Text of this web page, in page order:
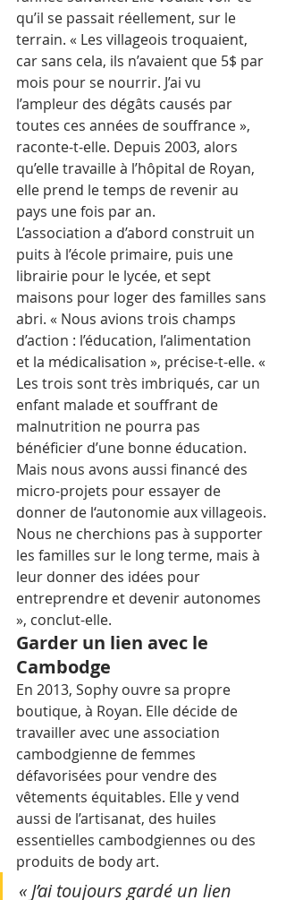
qu’il se passait réellement, sur le
terrain. « Les villageois troquaient,
car sans cela, ils n’avaient que 5$ par
mois pour se nourrir. J’ai vu
l’ampleur des dégâts causés par
toutes ces années de souffrance »,
raconte-t-elle. Depuis 2003, alors
qu’elle travaille à l’hôpital de Royan,
elle prend le temps de revenir au
pays une fois par an.
L’association a d’abord construit un
puits à l’école primaire, puis une
librairie pour le lycée, et sept
maisons pour loger des familles sans
abri. « Nous avions trois champs
d’action : l’éducation, l’alimentation
et la médicalisation », précise-t-elle. «
Les trois sont très imbriqués, car un
enfant malade et souffrant de
malnutrition ne pourra pas
bénéficier d’une bonne éducation.
Mais nous avons aussi financé des
micro-projets pour essayer de
donner de l‘autonomie aux villageois.
Nous ne cherchions pas à supporter
les familles sur le long terme, mais à
leur donner des idées pour
entreprendre et devenir autonomes
», conclut-elle.
Garder un lien avec le
Cambodge
En 2013, Sophy ouvre sa propre
boutique, à Royan. Elle décide de
travailler avec une association
cambodgienne de femmes
défavorisées pour vendre des
vêtements équitables. Elle y vend
aussi de l’artisanat, des huiles
essentielles cambodgiennes ou des
produits de body art.
« J’ai toujours gardé un lien